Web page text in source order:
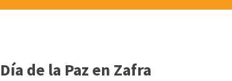
Día de la Paz en Zafra